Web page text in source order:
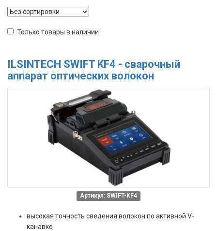
Только товары в наличии
ILSINTECH SWIFT KF4 - сварочный
аппарат оптических волокон
Артикул: SWIFT-KF4
высокая точность сведения волокон по активной V-
канавке